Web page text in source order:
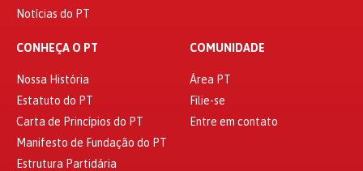
Notícias do PT
CONHEÇA O PT
Nossa História
Estatuto do PT
Carta de Princípios do PT
Manifesto de Fundação do PT
Estrutura Partidária
COMUNIDADE
Área PT
Filie-se
Entre em contato